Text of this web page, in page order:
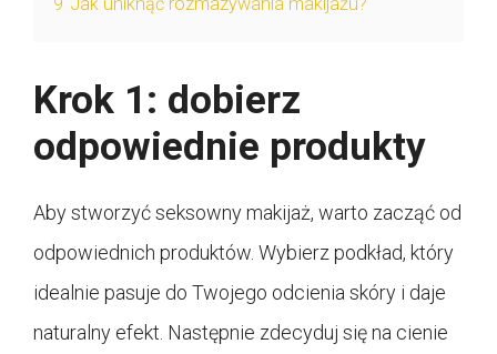
9 Jak uniknąć rozmazywania makijażu?
Krok 1: dobierz
odpowiednie produkty
Aby stworzyć seksowny makijaż, warto zacząć od
odpowiednich produktów. Wybierz podkład, który
idealnie pasuje do Twojego odcienia skóry i daje
naturalny efekt. Następnie zdecyduj się na cienie